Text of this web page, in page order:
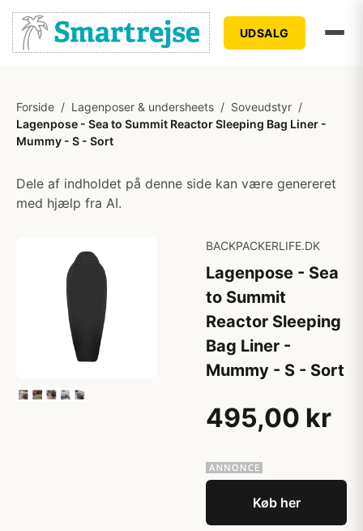
UDSALG
Forside / Lagenposer & undersheets / Soveudstyr /
Lagenpose - Sea to Summit Reactor Sleeping Bag Liner -
Mummy - S - Sort
Dele af indholdet på denne side kan være genereret
med hjælp fra AI.
BACKPACKERLIFE.DK
Lagenpose - Sea
to Summit
Reactor Sleeping
Bag Liner -
Mummy - S - Sort
495,00 kr
Køb her